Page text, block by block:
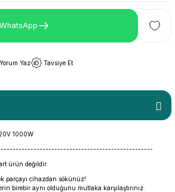
WhatsApp
Yorum Yaz Tavsiye Et
1000W
ürün değildir.
parçayı cihazdan sökünüz!
birebir aynı olduğunu mutlaka karşılaştırınız.